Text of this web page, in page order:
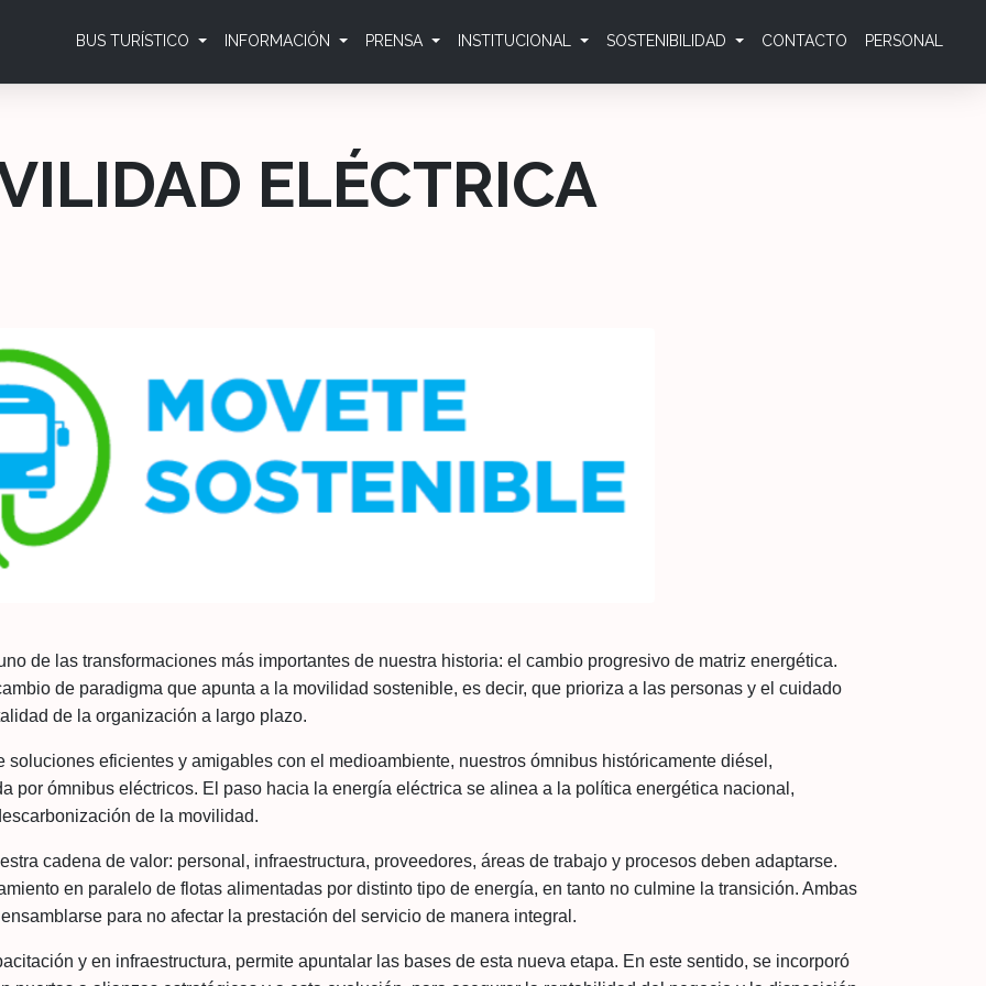
BUS TURÍSTICO INFORMACIÓN PRENSA INSTITUCIONAL SOSTENIBILIDAD CONTACTO PERSONAL
ELÉCTRICA
de las transformaciones más importantes de nuestra historia: el cambio progresivo de matriz energética.
de paradigma que apunta a la movilidad sostenible, es decir, que prioriza a las personas y el cuidado
de la organización a largo plazo.
eficientes y amigables con el medioambiente, nuestros ómnibus históricamente diésel,
por ómnibus eléctricos. El paso hacia la energía eléctrica se alinea a la política energética nacional,
de la movilidad.
cadena de valor: personal, infraestructura, proveedores, áreas de trabajo y procesos deben adaptarse.
en paralelo de flotas alimentadas por distinto tipo de energía, en tanto no culmine la transición. Ambas
para no afectar la prestación del servicio de manera integral.
y en infraestructura, permite apuntalar las bases de esta nueva etapa. En este sentido, se incorporó